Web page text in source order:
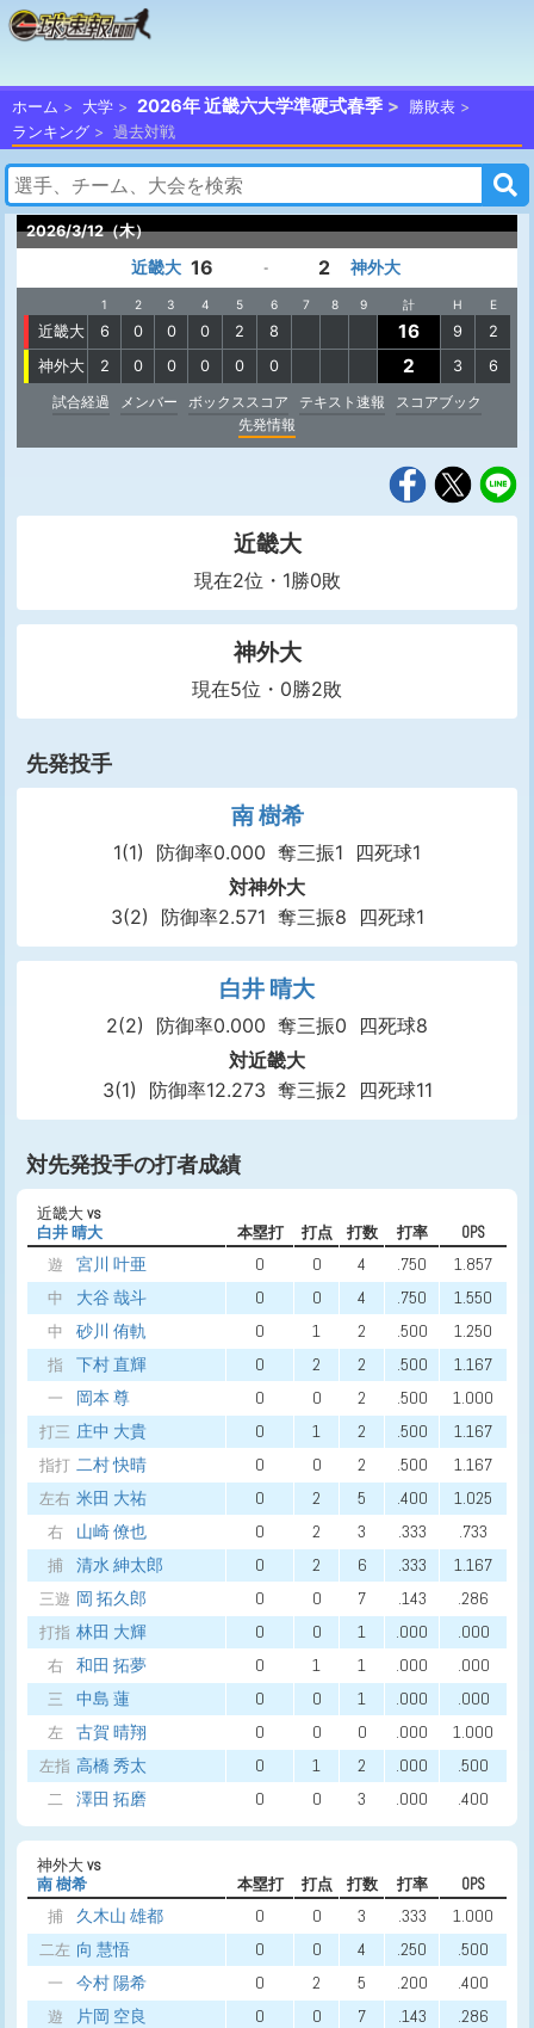
ホーム 大学 2026年 近畿六大学準硬式春季
勝敗表
ランキング
過去対戦
2026/3/12（木）
近畿大 16 - 2 神外大
1 2 3 4 5 6 7 8 9 計 H E
近畿大 6 0 0 0 2 8 16 9
2
神外大
2 0 0 0 0 0 2 3
6
試合経過
メンバー ボックススコア テキスト速報
スコアブック
先発情報
近畿大
現在2位・1勝0敗
神外大
現在5位・0勝2敗
先発投手
南 樹希
1(1) 防御率0.000 奪三振1
四死球1
対神外大
3(2)
防御率2.571 奪三振8 四死球1
白井 晴大
2(2) 防御率0.000 奪三振0
四死球8
対近畿大
3(1)
防御率12.273 奪三振2 四死球11
対先発投手の打者成績
近畿大vs
白井 晴大
本塁打 打点 打数 打率
OPS
遊
宮川 叶亜 0 0 4 .750 1.857
中 大谷 哉斗 0 0 4 .750 1.550
中 砂川 侑軌 0 1 2 .500 1.250
指 下村 直輝 0 2 2 .500 1.167
一 岡本 尊 0 0 2 .500 1.000
打三 庄中 大貴 0 1 2 .500 1.167
指打 二村 快晴 0 0 2 .500 1.167
左右 米田 大祐 0 2 5 .400 1.025
右 山崎 僚也 0 2 3 .333 .733
捕 清水 紳太郎 0 2 6 .333 1.167
三遊 岡 拓久郎 0 0 7 .143 .286
打指 林田 大輝 0 0 1 .000 .000
右 和田 拓夢 0 1 1 .000 .000
三 中島 蓮 0 0 1 .000 .000
左 古賀 晴翔 0 0 0 .000 1.000
左指 高橋 秀太 0 1 2 .000 .500
二 澤田 拓磨 0 0 3 .000 .400
神外大vs
南 樹希
本塁打 打点 打数 打率
OPS
捕
久木山 雄都 0 0 3 .333 1.000
二左 向 慧悟 0 0 4 .250 .500
一 今村 陽希 0 2 5 .200 .400
遊 片岡 空良 0 0 7 .143 .286